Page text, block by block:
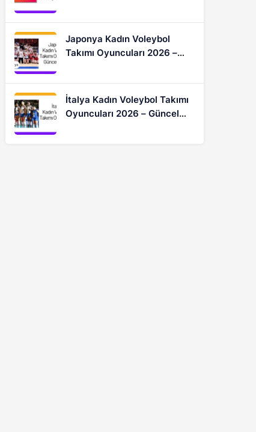
Japonya Kadın Voleybol
Takımı Oyuncuları 2026 –
İtalya Kadın Voleybol Takımı
Oyuncuları 2026 – Güncel